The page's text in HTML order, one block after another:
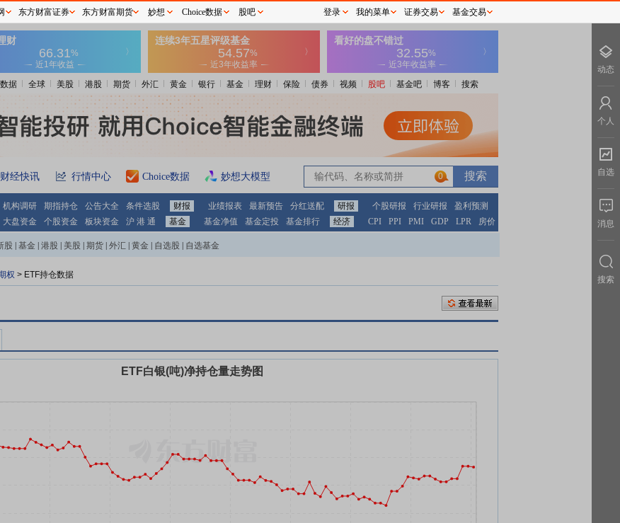
数据 全球 美股 港股 期货 外汇 黄金 银行 基金 理财 保险 债券 视频 股吧 基金吧 博客 搜索
经快讯 行情中心 Choice数据 妙想大模型 0
机构调研 期指持仓 公告大全 条件选股 财报 业绩报表 最新预告 分红送配 研报 个股研报 行业研报
盈利预测
大盘资金 个股资金 板块资金 沪 港 通 基金 基金净值 基金定投 基金排行 经济 CPI PPI PMI GDP LPR 房价
股 基金 港股 美股 期货 外汇 黄金 自选股 自选基金
权 > ETF持仓数据
东方财富证券 东方财富期货 妙想 Choice数据 股吧 登录 我的菜单 证券交易 基金交易
动态
个人
自选
消息
搜索